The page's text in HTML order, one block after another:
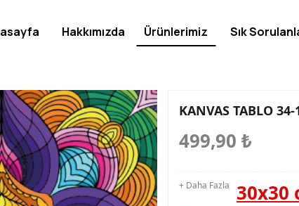
KANVAS TABLO 34-
499,90 ₺
+ Daha Fazla
30x30
Hakkımızda Ürünlerimiz Sık